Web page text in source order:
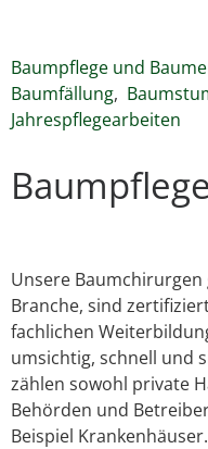
Baumpflege und
Baumfällung,
Jahrespflegearbeiten
Unsere
Branche, sind
fachlichen
umsichtig, schnell und
zählen sowohl private
Behörden und
Beispiel Krankenhäuser.